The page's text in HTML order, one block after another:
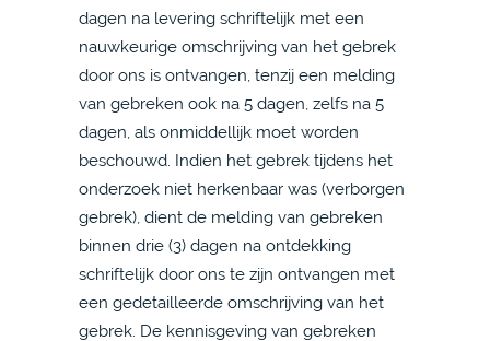
dagen na levering schriftelijk met een
nauwkeurige omschrijving van het gebrek
door ons is ontvangen, tenzij een melding
van gebreken ook na 5 dagen, zelfs na 5
dagen, als onmiddellijk moet worden
beschouwd. Indien het gebrek tijdens het
onderzoek niet herkenbaar was (verborgen
gebrek), dient de melding van gebreken
binnen drie (3) dagen na ontdekking
schriftelijk door ons te zijn ontvangen met
een gedetailleerde omschrijving van het
gebrek. De kennisgeving van gebreken